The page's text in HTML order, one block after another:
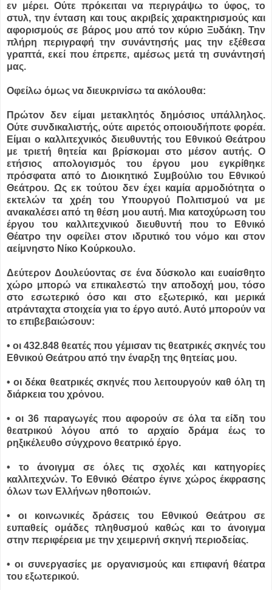
εν μέρει. Ούτε πρόκειται να περιγράψω το ύφος, το
στυλ, την ένταση και τους ακριβείς χαρακτηρισμούς και
αφορισμούς σε βάρος μου από τον κύριο Ξυδάκη. Την
πλήρη περιγραφή την συνάντησής μας την εξέθεσα
γραπτά, εκεί που έπρεπε, αμέσως μετά τη συνάντησή
μας.
Οφείλω όμως να διευκρινίσω τα ακόλουθα:
Πρώτον δεν είμαι μετακλητός δημόσιος υπάλληλος.
Ούτε συνδικαλιστής, ούτε αιρετός οποιουδήποτε φορέα.
Είμαι ο καλλιτεχνικός διευθυντής του Εθνικού Θεάτρου
με τριετή θητεία και βρίσκομαι στο μέσον αυτής. Ο
ετήσιος απολογισμός του έργου μου εγκρίθηκε
πρόσφατα από το Διοικητικό Συμβούλιο του Εθνικού
Θεάτρου. Ως εκ τούτου δεν έχει καμία αρμοδιότητα ο
εκτελών τα χρέη του Υπουργού Πολιτισμού να με
ανακαλέσει από τη θέση μου αυτή. Μια κατοχύρωση του
έργου του καλλιτεχνικού διευθυντή που το Εθνικό
Θέατρο την οφείλει στον ιδρυτικό του νόμο και στον
αείμνηστο Νίκο Κούρκουλο.
Δεύτερον Δουλεύοντας σε ένα δύσκολο και ευαίσθητο
χώρο μπορώ να επικαλεστώ την αποδοχή μου, τόσο
στο εσωτερικό όσο και στο εξωτερικό, και μερικά
ατράνταχτα στοιχεία για το έργο αυτό. Αυτό μπορούν να
το επιβεβαιώσουν:
• οι 432.848 θεατές που γέμισαν τις θεατρικές σκηνές του
Εθνικού Θεάτρου από την έναρξη της θητείας μου.
• οι δέκα θεατρικές σκηνές που λειτουργούν καθ όλη τη
διάρκεια του χρόνου.
• οι 36 παραγωγές που αφορούν σε όλα τα είδη του
θεατρικού λόγου από το αρχαίο δράμα έως το
ρηξικέλευθο σύγχρονο θεατρικό έργο.
• το άνοιγμα σε όλες τις σχολές και κατηγορίες
καλλιτεχνών. Το Εθνικό Θέατρο έγινε χώρος έκφρασης
όλων των Ελλήνων ηθοποιών.
• οι κοινωνικές δράσεις του Εθνικού Θεάτρου σε
ευπαθείς ομάδες πληθυσμού καθώς και το άνοιγμα
στην περιφέρεια με την χειμερινή σκηνή περιοδείας.
• οι συνεργασίες με οργανισμούς και επιφανή θέατρα
του εξωτερικού.